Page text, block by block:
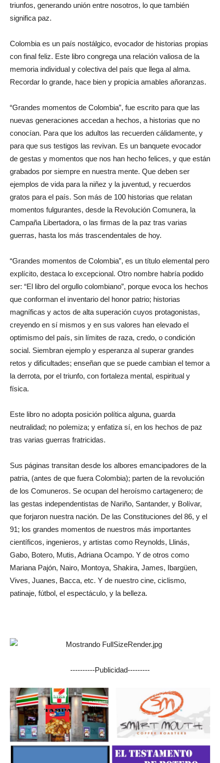
triunfos, generando unión entre nosotros, lo que también
significa paz.
Colombia es un país nostálgico, evocador de historias propias
con final feliz. Este libro congrega una relación valiosa de la
memoria individual y colectiva del país que llega al alma.
Recordar lo grande, hace bien y propicia amables añoranzas.
“Grandes momentos de Colombia”, fue escrito para que las
nuevas generaciones accedan a hechos, a historias que no
conocían. Para que los adultos las recuerden cálidamente, y
para que sus testigos las revivan. Es un banquete evocador
de gestas y momentos que nos han hecho felices, y que están
grabados por siempre en nuestra mente. Que deben ser
ejemplos de vida para la niñez y la juventud, y recuerdos
gratos para el país. Son más de 100 historias que relatan
momentos fulgurantes, desde la Revolución Comunera, la
Campaña Libertadora, o las firmas de la paz tras varias
guerras, hasta los más trascendentales de hoy.
“Grandes momentos de Colombia”, es un título elemental pero
explícito, destaca lo excepcional. Otro nombre habría podido
ser: “El libro del orgullo colombiano”, porque evoca los hechos
que conforman el inventario del honor patrio; historias
magníficas y actos de alta superación cuyos protagonistas,
creyendo en sí mismos y en sus valores han elevado el
optimismo del país, sin límites de raza, credo, o condición
social. Siembran ejemplo y esperanza al superar grandes
retos y dificultades; enseñan que se puede cambian el temor a
la derrota, por el triunfo, con fortaleza mental, espiritual y
física.
Este libro no adopta posición política alguna, guarda
neutralidad; no polemiza; y enfatiza sí, en los hechos de paz
tras varias guerras fratricidas.
Sus páginas transitan desde los albores emancipadores de la
patria, (antes de que fuera Colombia); parten de la revolución
de los Comuneros. Se ocupan del heroísmo cartagenero; de
las gestas independentistas de Nariño, Santander, y Bolívar,
que forjaron nuestra nación. De las Constituciones del 86, y el
91; los grandes momentos de nuestros más importantes
científicos, ingenieros, y artistas como Reynolds, Llinás,
Gabo, Botero, Mutis, Adriana Ocampo. Y de otros como
Mariana Pajón, Nairo, Montoya, Shakira, James, Ibargüen,
Vives, Juanes, Bacca, etc. Y de nuestro cine, ciclismo,
patinaje, fútbol, el espectáculo, y la belleza.
----------Publicidad---------